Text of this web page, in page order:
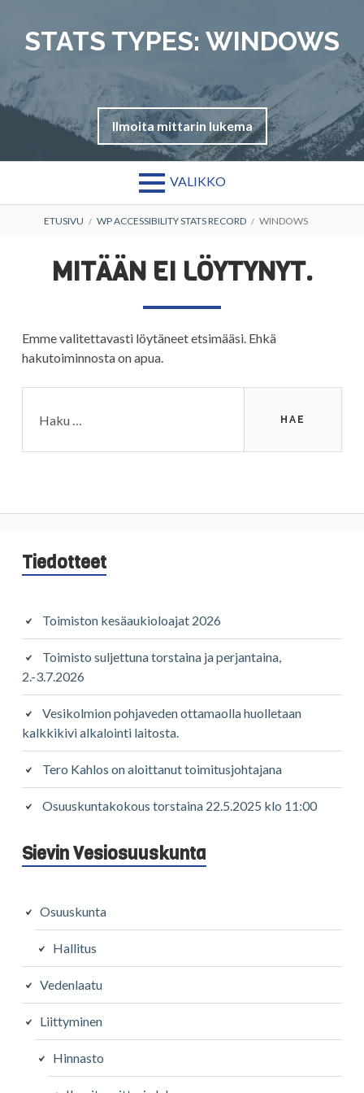
sisältöönSTATS TYPES: WINDOWS
Ilmoita mittarin lukema
VALIKKO
MURUPOLKU
ETUSIVU WP ACCESSIBILITY STATS RECORD WINDOWS
MITÄÄN EI LÖYTYNYT.
Emme valitettavasti löytäneet etsimääsi. Ehkä
hakutoiminnosta on apua.
Sivupalkki
Tiedotteet
Toimiston kesäaukioloajat 2026
Toimisto suljettuna torstaina ja perjantaina,
2.-3.7.2026
Vesikolmion pohjaveden ottamaolla huolletaan
kalkkikivi alkalointi laitosta.
Tero Kahlos on aloittanut toimitusjohtajana
Osuuskuntakokous torstaina 22.5.2025 klo 11:00
Sievin Vesiosuuskunta
Osuuskunta
Hallitus
Vedenlaatu
Liittyminen
Hinnasto